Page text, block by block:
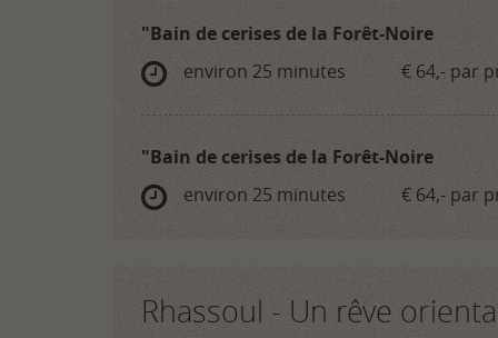
"Bain de cerises de la Forêt-Noire
environ 25 minutes
€ 64,- par
"Bain de cerises de la Forêt-Noire
environ 25 minutes
€ 64,- par
Rhassoul - Un rêve